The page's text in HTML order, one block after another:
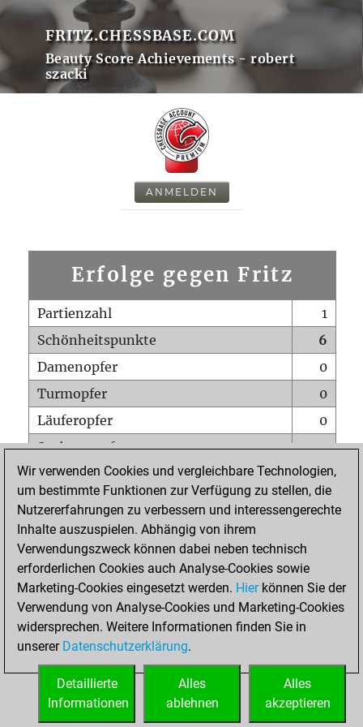
FRITZ.CHESSBASE.COM
Beauty Score Achievements - robert
szacki
ANMELDEN
Erfolge gegen Fritz
Partienzahl
1
Schönheitspunkte
6
Damenopfer
0
Turmopfer
0
Läuferopfer
0
Springeropfer
0
Bauernopfer
0
Matt auf vollem Brett
0
Bauer setzt Matt
Erstickte Matts
Unterverwandlungen
0
Türme auf der siebten
0
STARTSEITE
Wir verwenden Cookies und vergleichbare Technologien,
um bestimmte Funktionen zur Verfügung zu stellen, die
Nutzererfahrungen zu verbessern und interessengerechte
Inhalte auszuspielen. Abhängig von ihrem
Verwendungszweck können dabei neben technisch
erforderlichen Cookies auch Analyse-Cookies sowie
Marketing-Cookies eingesetzt werden. Hierkönnen Sie der
Verwendung von Analyse-Cookies und Marketing-Cookies
widersprechen. Weitere Informationen finden Sie in
unserer Datenschutzerklärung.
Alles
akzeptieren
Alles
ablehnen
Detaillierte
Informationen